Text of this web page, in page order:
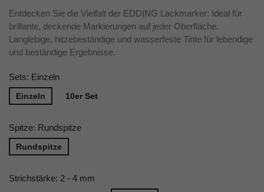
Entdecken Sie die Vielfalt der EDDING Lackmarker: Ideal für
brillante, deckende Markierungen auf jeder Oberfläche.
Langlebige, hitzebeständige und wasserfeste Tinte für lebendige
und beständige Ergebnisse.
Sets: Einzeln
Einzeln 10er Set
Spitze: Rundspitze
Rundspitze
Strichstärke: 2 - 4 mm